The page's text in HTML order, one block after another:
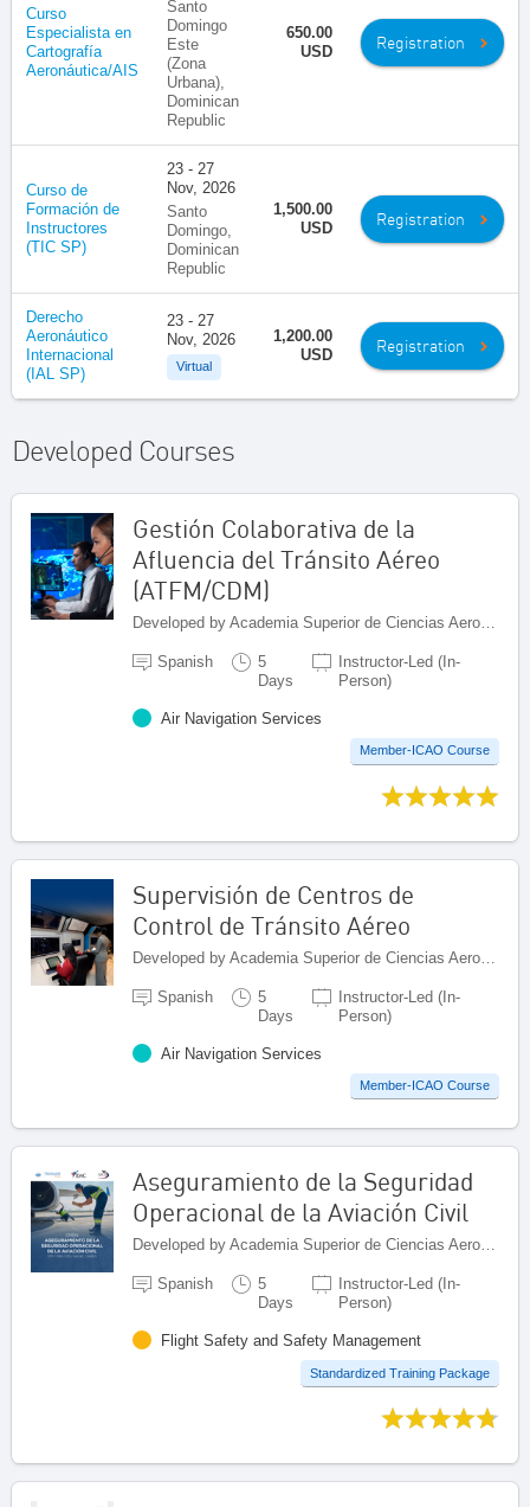
Curso
Especialista en
Cartografía
Aeronáutica/AIS
Santo
Domingo
Este
(Zona
Urbana),
Dominican
Republic
650.00
USD
Registration
Curso de
Formación de
Instructores
(TIC SP)
23 - 27
Nov, 2026
Santo
Domingo,
Dominican
Republic
1,500.00
USD
Registration
Derecho
Aeronáutico
Internacional
(IAL SP)
23 - 27
Nov, 2026
Virtual
1,200.00
USD
Registration
Developed Courses
Gestión Colaborativa de la
Afluencia del Tránsito Aéreo
(ATFM/CDM)
Spanish
5
Days
Instructor-Led (In-
Person)
Air Navigation Services
Member-ICAO Course
Supervisión de Centros de
Control de Tránsito Aéreo
Spanish
5
Days
Instructor-Led (In-
Person)
Air Navigation Services
Member-ICAO Course
Aseguramiento de la Seguridad
Operacional de la Aviación Civil
Developed by Academia Superior de Ciencias Aeronáuticas (ASCA), Dominican Republic
Spanish
5
Days
Instructor-Led (In-
Person)
Flight Safety and Safety Management
Standardized Training Package